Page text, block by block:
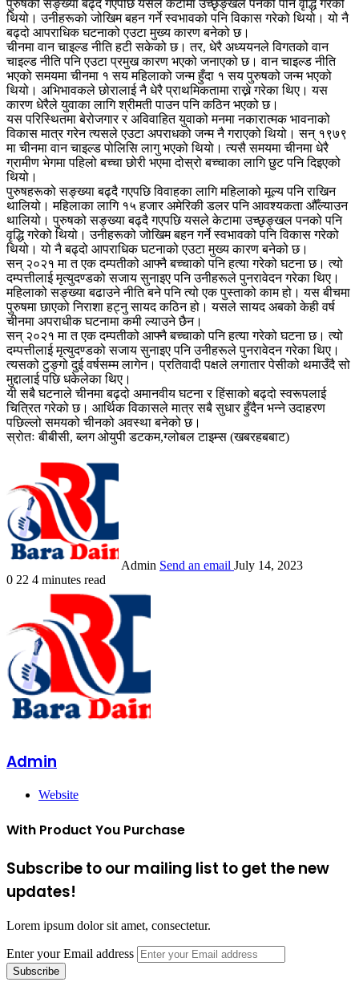
पुरुषको सङ्ख्या बढ्दै गएपछि यसले केटामा उच्छृङ्खल पनको पनि वृद्धि गरेको
थियो। उनीहरूको जोखिम बहन गर्ने स्वभावको पनि विकास गरेको थियो। यो नै
बढ्दो आपराधिक घटनाको एउटा मुख्य कारण बनेको छ।
चीनमा वान चाइल्ड नीति हटी सकेको छ। तर, धेरै अध्ययनले विगतको वान
चाइल्ड नीति पनि एउटा प्रमुख कारण भएको जनाएको छ। वान चाइल्ड नीति
भएको समयमा चीनमा १ सय महिलाको जन्म हुँदा १ सय पुरुषको जन्म भएको
थियो। अभिभावकले छोरालाई नै धेरै प्राथमिकतामा राख्ने गरेका थिए। यस
कारण धेरैले युवाका लागि श्रीमती पाउन पनि कठिन भएको छ।
यस परिस्थितमा बेरोजगार र अविवाहित युवाको मनमा नकारात्मक भावनाको
विकास मात्र गरेन त्यसले एउटा अपराधको जन्म नै गराएको थियो। सन् १९७९
मा चीनमा वान चाइल्ड पोलिसि लागु भएको थियो। त्यसै समयमा चीनमा धेरै
ग्रामीण भेगमा पहिलो बच्चा छोरी भएमा दोस्रो बच्चाका लागि छुट पनि दिइएको
थियो।
पुरुषहरूको सङ्ख्या बढ्दै गएपछि विवाहका लागि महिलाको मूल्य पनि राखिन
थालियो। महिलाका लागि १५ हजार अमेरिकी डलर पनि आवश्यकता औँल्याउन
थालियो। पुरुषको सङ्ख्या बढ्दै गएपछि यसले केटामा उच्छृङ्खल पनको पनि
वृद्धि गरेको थियो। उनीहरूको जोखिम बहन गर्ने स्वभावको पनि विकास गरेको
थियो। यो नै बढ्दो आपराधिक घटनाको एउटा मुख्य कारण बनेको छ।
सन् २०२१ मा त एक दम्पतीको आफ्नै बच्चाको पनि हत्या गरेको घटना छ। त्यो
दम्पत्तीलाई मृत्युदण्डको सजाय सुनाइए पनि उनीहरूले पुनरावेदन गरेका थिए।
महिलाको सङ्ख्या बढाउने नीति बने पनि त्यो एक पुस्ताको काम हो। यस बीचमा
पुरुषमा छाएको निराशा हट्नु सायद कठिन हो। यसले सायद अबको केही वर्ष
चीनमा अपराधीक घटनामा कमी ल्याउने छैन।
सन् २०२१ मा त एक दम्पतीको आफ्नै बच्चाको पनि हत्या गरेको घटना छ। त्यो
दम्पत्तीलाई मृत्युदण्डको सजाय सुनाइए पनि उनीहरूले पुनरावेदन गरेका थिए।
त्यसको टुङ्गो दुई वर्षसम्म लागेन। प्रतिवादी पक्षले लगातार पेसीको थमाउँदै सो
मुद्दालाई पछि धकेलेका थिए।
यी सबै घटनाले चीनमा बढ्दो अमानवीय घटना र हिंसाको बढ्दो स्वरूपलाई
चित्रित गरेको छ। आर्थिक विकासले मात्र सबै सुधार हुँदैन भन्ने उदाहरण
पछिल्लो समयको चीनको अवस्था बनेको छ।
स्रोतः बीबीसी, ब्लग ओयुपी डटकम,ग्लोबल टाइम्स (खबरहबबाट)
Admin Send an email July 14, 2023
0 22 4 minutes read
Admin
Website
With Product You Purchase
Subscribe to our mailing list to get the new
updates!
Lorem ipsum dolor sit amet, consectetur.
Enter your Email address